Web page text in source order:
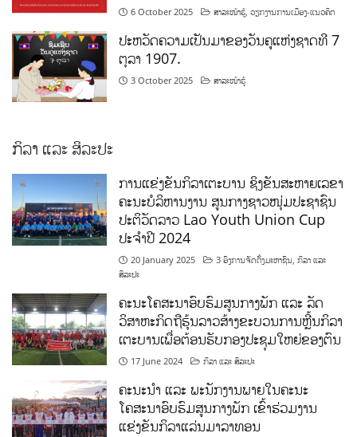
6 October 2025 ສາລະໜ້າຮູ້ ,ວຽກງານການເມືອງ-ແນວຄິດ
ປະຫວັດຄວາມເປັນມາຂອງວັນຄູແຫ່ງຊາດທີ 7
ຕຸລາ 1907.
3 October 2025 ສາລະໜ້າຮູ້
ກິລາ ແລະ ສິລະປະ
ການແຂ່ງຂັນກິລາເຕະບານ ຊິງຂັນສະຫາຍເລຂາ
ຄະນະບໍລິຫານງານ ສູນກາງຊາວໜຸ່ມປະຊາຊົນ
ປະຕິວັດລາວ Lao Youth Union Cup
ປະຈຳປີ 2024
20 January 2025 3 ອົງການຈັດຕັ້ງມະຫາຊົນ,ກິລາ ແລະ
ສິລະປະ
ຄະນະໂຄສະນາອົບຮົມສູນກາງພັກ ແລະ ລັດ
ວິສາຫະກິດຖືຮຸ້ນລາວສ້າງຂະບວນການຫຼີ້ນກິລາ
ເຕະບານເພື່ອຕ້ອນຮັບກອງປະຊຸມໃຫຍ່ຂອງຕົນ
17 June 2024 ກິລາ ແລະ ສິລະປະ
ຄະນະນຳ ແລະ ພະນັກງານພາຍໃນຄະນະ
ໂຄສະນາອົບຮົມສູນກາງພັກ ເຂົ້າຮ່ວມງານ
ແຂ່ງຂັນກິລາແລ່ນມາລາທອນ